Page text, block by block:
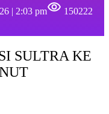
| 2:03 pm 150222
SULTRA KE